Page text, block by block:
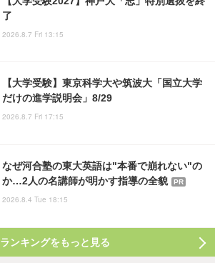
了
2026.8.7 Fri 13:15
【大学受験】東京科学大や筑波大「国立大学
だけの進学説明会」8/29
2026.8.7 Fri 17:15
なぜ河合塾の東大英語は"本番で崩れない"の
か…2人の名講師が明かす指導の全貌
PR
2026.8.4 Tue 18:15
ランキングをもっと見る